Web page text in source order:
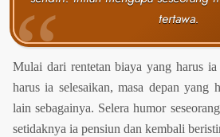
tertawa.
Mulai dari rentetan biaya yang harus ia
harus ia selesaikan, masa depan yang
lain sebagainya. Selera humor
setidaknya ia pensiun dan kembali